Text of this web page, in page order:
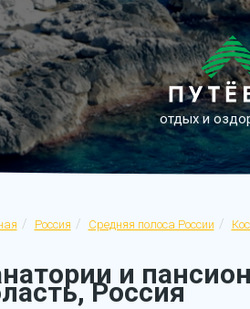
отдых и
Россия Средняя полоса России
и
Россия